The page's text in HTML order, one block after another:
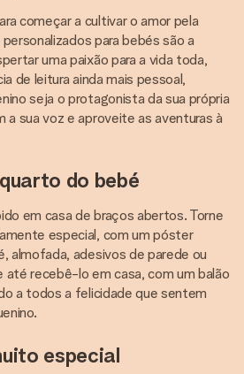
começar a cultivar o amor pela
para bebés são a
uma paixão para a vida toda,
de leitura ainda mais pessoal,
seja o protagonista da sua própria
a sua voz e aproveite as aventuras à
do bebé
em casa de braços abertos. Torne
especial, com um póster
almofada, adesivos de parede ou
até recebê-lo em casa, com um balão
a todos a felicidade que sentem
especial